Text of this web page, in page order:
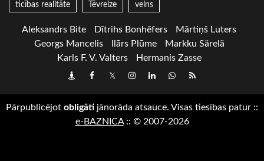
ticības realitāte Tēvreize velns
Aleksandrs Bite Dītrihs Bonhēfers
Mārtiņš Luters
Georgs Mancelis
Ilārs Plūme
Markku Särelä
Karls F. V. Valters
Hermanis Zasse
DraugiemFacebook
TwitterInstagram
LinkedInwhatsapp
RSS
Pārpublicējot obligāti jānorāda atsauce. Visas tiesības patur ::
e-BAZNICA:: © 2007-2026